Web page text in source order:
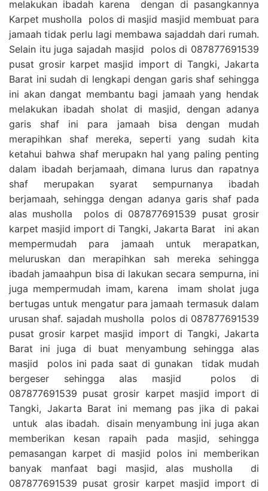
melakukan ibadah karena dengan di pasangkannya
Karpet musholla polos di masjid masjid membuat para
jamaah tidak perlu lagi membawa sajaddah dari rumah.
Selain itu juga sajadah masjid polos di 087877691539
pusat grosir karpet masjid import di Tangki, Jakarta
Barat ini sudah di lengkapi dengan garis shaf sehingga
ini akan dangat membantu bagi jamaah yang hendak
melakukan ibadah sholat di masjid, dengan adanya
garis shaf ini para jamaah bisa dengan mudah
merapihkan shaf mereka, seperti yang sudah kita
ketahui bahwa shaf merupakn hal yang paling penting
dalam ibadah berjamaah, dimana lurus dan rapatnya
shaf merupakan syarat sempurnanya ibadah
berjamaah, sehingga dengan adanya garis shaf pada
alas musholla polos di 087877691539 pusat grosir
karpet masjid import di Tangki, Jakarta Barat ini akan
mempermudah para jamaah untuk merapatkan,
meluruskan dan merapihkan sah mereka sehingga
ibadah jamaahpun bisa di lakukan secara sempurna, ini
juga mempermudah imam, karena imam sholat juga
bertugas untuk mengatur para jamaah termasuk dalam
urusan shaf. sajadah musholla polos di 087877691539
pusat grosir karpet masjid import di Tangki, Jakarta
Barat ini juga di buat menyambung sehingga alas
masjid polos ini pada saat di gunakan tidak mudah
bergeser sehingga alas masjid polos di
087877691539 pusat grosir karpet masjid import di
Tangki, Jakarta Barat ini memang pas jika di pakai
untuk alas ibadah. disain menyambung ini juga akan
memberikan kesan rapaih pada masjid, sehingga
pemasangan karpet di masjid polos ini memberikan
banyak manfaat bagi masjid, alas musholla di
087877691539 pusat grosir karpet masjid import di